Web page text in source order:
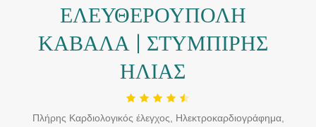
ΕΛΕΥΘΕΡΟΥΠΟΛΗ
ΚΑΒΑΛΑ | ΣΤΥΜΠΙΡΗΣ
ΗΛΙΑΣ
Πλήρης Καρδιολογικός έλεγχος, Ηλεκτροκαρδιογράφημα,